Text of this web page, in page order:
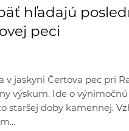
hľadajú
peci
v jaskyni Čertova pec pri
výskum. Ide o
staršej doby kamennej.